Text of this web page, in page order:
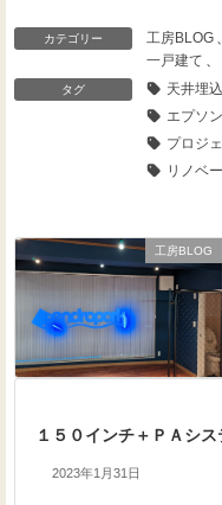
カテゴリー 工房BLOG 、
一戸建て 、
タグ 天井埋
エプソ
プロジ
リノベ
工房BLOG
１５０インチ＋ＰＡシス
2023年1月31日